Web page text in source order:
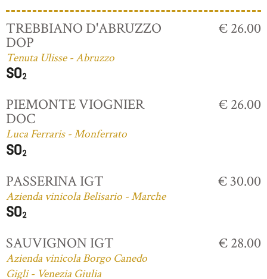
TREBBIANO D'ABRUZZO
DOP
Tenuta Ulisse - Abruzzo
€ 26.00
PIEMONTE VIOGNIER
DOC
Luca Ferraris - Monferrato
€ 26.00
PASSERINA IGT
Azienda vinicola Belisario - Marche
€ 30.00
SAUVIGNON IGT
Azienda vinicola Borgo Canedo
Gigli - Venezia Giulia
€ 28.00